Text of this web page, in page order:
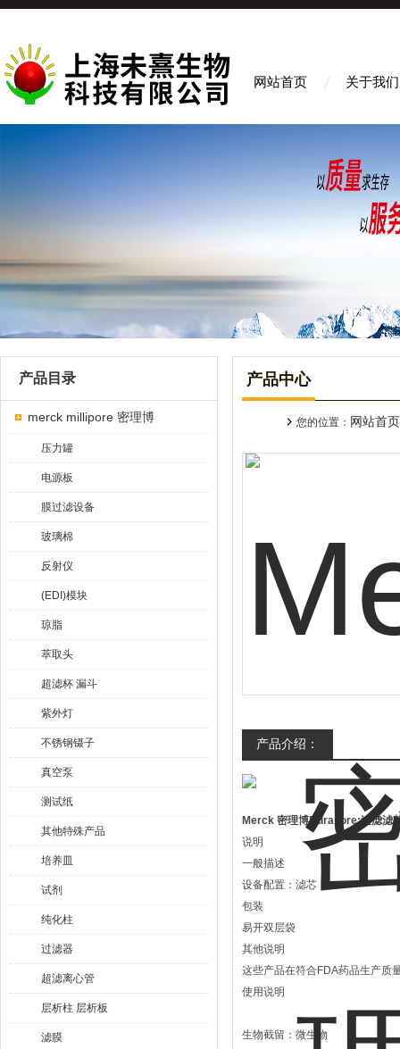
网站首页 关于我们
产品目录
merck millipore 密理博
压力罐
电源板
膜过滤设备
玻璃棉
反射仪
(EDI)模块
琼脂
萃取头
超滤杯 漏斗
紫外灯
不锈钢镊子
真空泵
测试纸
其他特殊产品
培养皿
试剂
纯化柱
过滤器
超滤离心管
层析柱 层析板
滤膜
产品中心
您的位置： 网站首页
产品介绍：
Merck 密理博Durapore;过滤滤
说明
一般描述
设备配置：滤芯
包装
易开双层袋
其他说明
这些产品在符合FDA药品生产质
使用说明
生物截留：微生物